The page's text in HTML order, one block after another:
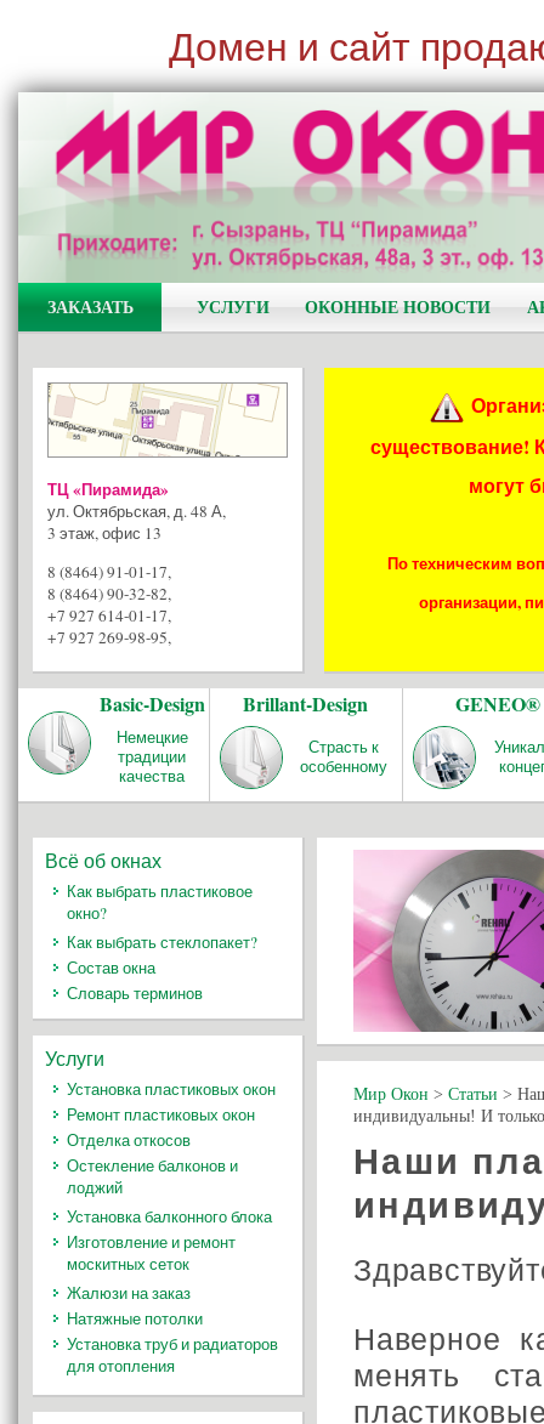
Домен и сайт
ЗАКАЗАТЬ УСЛУГИ ОКОННЫЕ НОВОСТИ
ТЦ «Пирамида»
ул. Октябрьская, д. 48 А,
3 этаж, офис 13
8 (8464) 91-01-17,
8 (8464) 90-32-82,
+7 927 614-01-17,
+7 927 269-98-95,
существование!
могут
По техническим
организации,
Basic-Design
Немецкие
традиции
качества
Brillant-Design
Страсть к
особенному
GENEO®
Мир Окон > Статьи >
индивидуальны! И
Наши
Наверное
менять
Всё об окнах
Как выбрать пластиковое
окно?
Как выбрать стеклопакет?
Состав окна
Словарь терминов
Услуги
Установка пластиковых окон
Ремонт пластиковых окон
Отделка откосов
Остекление балконов и
лоджий
Установка балконного блока
Изготовление и ремонт
москитных сеток
Жалюзи на заказ
Натяжные потолки
Установка труб и радиаторов
для отопления